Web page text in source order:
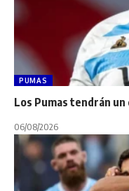
PUMAS
Los Pumas tendrán
06/08/2026